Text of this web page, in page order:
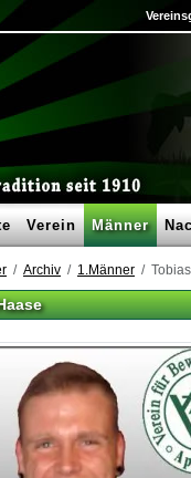
Verein Männer
Archiv 1.Männer